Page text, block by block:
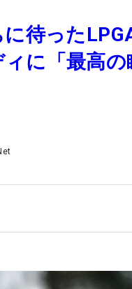
待った
に「最高